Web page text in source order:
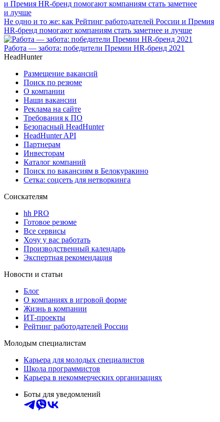
Не одно и то же: как Рейтинг работодателей России и Премия
HR-бренд помогают компаниям стать заметнее и лучше
Работа — забота: победители Премии HR-бренд 2021
HeadHunter
Размещение вакансий
Поиск по резюме
О компании
Наши вакансии
Реклама на сайте
Требования к ПО
Безопасный HeadHunter
HeadHunter API
Партнерам
Инвесторам
Каталог компаний
Поиск по вакансиям в Белокуракино
Сетка: соцсеть для нетворкинга
Соискателям
hh PRO
Готовое резюме
Все сервисы
Хочу у вас работать
Производственный календарь
Экспертная рекомендация
Новости и статьи
Блог
О компаниях в игровой форме
Жизнь в компании
ИТ-проекты
Рейтинг работодателей России
Молодым специалистам
Карьера для молодых специалистов
Школа программистов
Карьера в некоммерческих организациях
Боты для уведомлений